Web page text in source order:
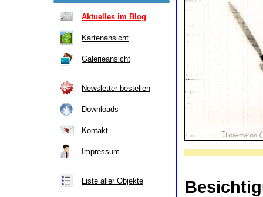
Aktuelles im Blog
Kartenansicht
Galerieansicht
Newsletter bestellen
Downloads
Kontakt
Impressum
Liste aller Objekte